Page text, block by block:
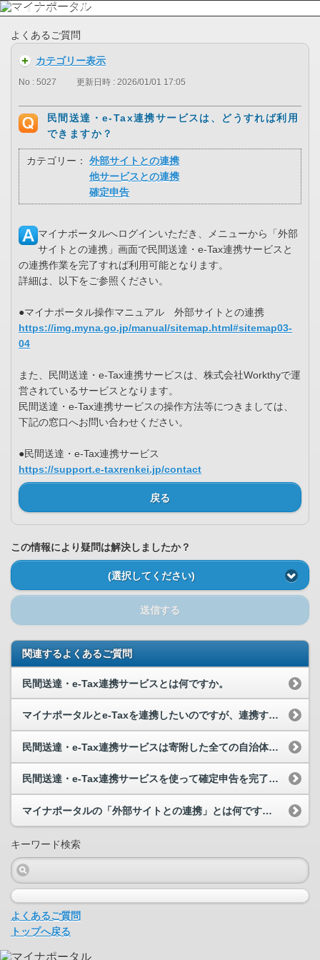
よくあるご質問
カテゴリー表示
No : 5027 更新日時 : 2026/01/01 17:05
民間送達・e-Tax連携サービスは、どうすれば利用
できますか？
カテゴリー：
外部サイトとの連携
他サービスとの連携
確定申告
マイナポータルへログインいただき、メニューから「外部
サイトとの連携」画面で民間送達・e-Tax連携サービスと
の連携作業を完了すれば利用可能となります。
詳細は、以下をご参照ください。
●マイナポータル操作マニュアル 外部サイトとの連携
https://img.myna.go.jp/manual/sitemap.html#sitemap03-
04
また、民間送達・e-Tax連携サービスは、株式会社Workthyで運
営されているサービスとなります。
民間送達・e-Tax連携サービスの操作方法等につきましては、
下記の窓口へお問い合わせください。
●民間送達・e-Tax連携サービス
https://support.e-taxrenkei.jp/contact
戻る
この情報により疑問は解決しましたか？
(選択してください)
送信する
関連するよくあるご質問
民間送達・e-Tax連携サービスとは何ですか。​
マイナポータルとe-Taxを連携したいのですが、連携することができません。
民間送達・e-Tax連携サービスは寄附した全ての自治体で利用できますか？​
民間送達・e-Tax連携サービスを使って確定申告を完了した場合、紙の寄附金控除証明書の保管は必...
マイナポータルの「外部サイトとの連携」とは何ですか。
キーワード検索
よくあるご質問
トップへ戻る